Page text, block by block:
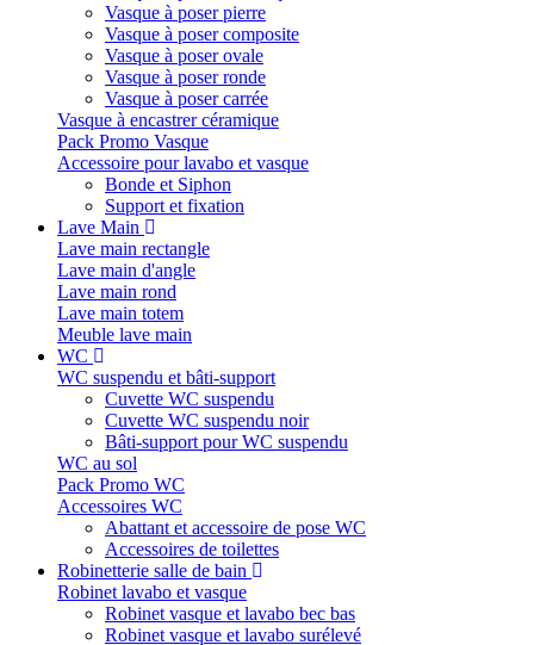
Vasque à poser pierre
Vasque à poser composite
Vasque à poser ovale
Vasque à poser ronde
Vasque à poser carrée
Vasque à encastrer céramique
Pack Promo Vasque
Accessoire pour lavabo et vasque
Bonde et Siphon
Support et fixation
Lave Main
Lave main rectangle
Lave main d'angle
Lave main rond
Lave main totem
Meuble lave main
WC
WC suspendu et bâti-support
Cuvette WC suspendu
Cuvette WC suspendu noir
Bâti-support pour WC suspendu
WC au sol
Pack Promo WC
Accessoires WC
Abattant et accessoire de pose WC
Accessoires de toilettes
Robinetterie salle de bain
Robinet lavabo et vasque
Robinet vasque et lavabo bec bas
Robinet vasque et lavabo surélevé